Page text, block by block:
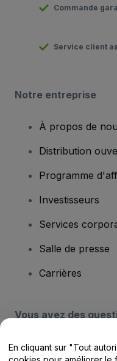
Commande
Service client
Notre entreprise
À propos de
Distribution
Programme
Investisseurs
Services
Salle de presse
Carrières
Vous avez des
Centre
En cliquant sur "Tout